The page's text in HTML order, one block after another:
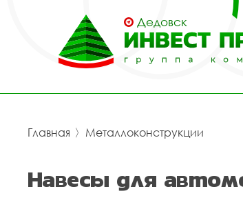
Дедовск
Главная 〉 Металлоконструкции
Навесы для